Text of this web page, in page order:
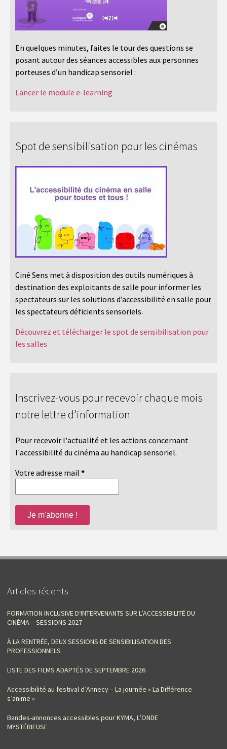
En quelques minutes, faites le tour des questions se
posant autour des séances accessibles aux personnes
porteuses d’un handicap sensoriel :
Lancer le module e-learning
Spot de sensibilisation pour les cinémas
Ciné Sens met à disposition des outils numériques à
destination des exploitants de salle pour informer les
spectateurs sur les solutions d’accessibilité en salle pour
les spectateurs déficients sensoriels.
Découvrez et télécharger le spot de sensibilisation pour
les salles
Inscrivez-vous pour recevoir chaque mois
notre lettre d’information
Pour recevoir l'actualité et les actions concernant
l'accessibilité du cinéma au handicap sensoriel.
Votre adresse mail *
Articles récents
FORMATION INCLUSIVE D‘INTERVENANTS SUR L’ACCESSIBILITÉ DU
CINÉMA – SESSIONS 2027
À LA RENTRÉE, DEUX SESSIONS DE SENSIBILISATION DES
PROFESSIONNELS
LISTE DES FILMS ADAPTÉS DE SEPTEMBRE 2026
Accessibilité au festival d’Annecy – La journée « La Différence
s’anime »
Bandes-annonces accessibles pour KYMA, L’ONDE
MYSTÉRIEUSE